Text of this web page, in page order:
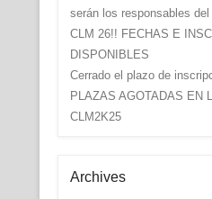
serán los responsables
CLM 26!! FECHAS E
DISPONIBLES
Cerrado el plazo de
PLAZAS AGOTADAS EN
CLM2K25
Archives